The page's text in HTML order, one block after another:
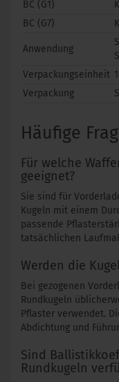
BC (G1)
BC (G7)
Anwendung
Verpackungseinheit
Verpackung
Häufige
Für welche
geeignet?
Sie sind für
Kugeln mit einem
passende
tatsächlichen
Werden die
Bei gezogenen
Rundkugeln
Pflaster verwendet.
Abdichtung und
Sind
Rundkugeln